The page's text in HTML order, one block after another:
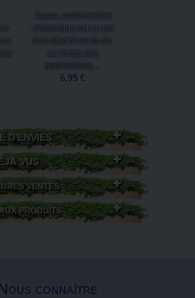
Alawa, enfant indien
d'Amérique est un joli
livre illustré sur la vie
au temps des
amérindiens....
6,95 €
D'ENVIES
VUS
VENTES
PRODUITS
connaître